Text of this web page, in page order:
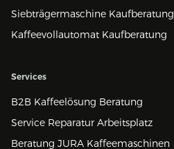
Siebträgermaschine Kaufberatung
Kaffeevollautomat Kaufberatung
Services
B2B Kaffeelösung Beratung
Service Reparatur Arbeitsplatz
Beratung JURA Kaffeemaschinen